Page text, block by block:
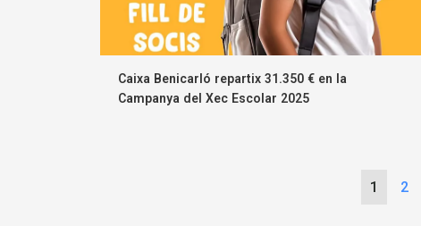
Caixa Benicarló repartix 31.350 € en la
Campanya del Xec Escolar 2025
1 2